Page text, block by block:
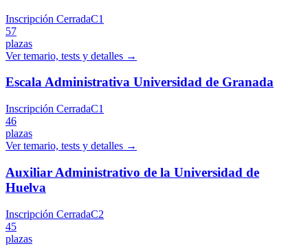
Inscripción CerradaC1
57
plazas
Ver temario, tests y detalles →
Escala Administrativa Universidad de Granada
Inscripción CerradaC1
46
plazas
Ver temario, tests y detalles →
Auxiliar Administrativo de la Universidad de
Huelva
Inscripción CerradaC2
45
plazas